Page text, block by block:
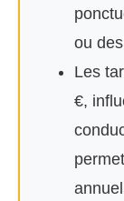
ou
Les
€,